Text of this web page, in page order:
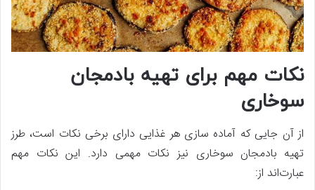
نکات مهم برای تهیه بادمجان
سوخاری
از آن جایی که آماده سازی هر غذایی دارای برخی نکات است، طرز
تهیه بادمجان سوخاری نیز نکات مهمی دارد. این نکات مهم
عبارت‌اند از: